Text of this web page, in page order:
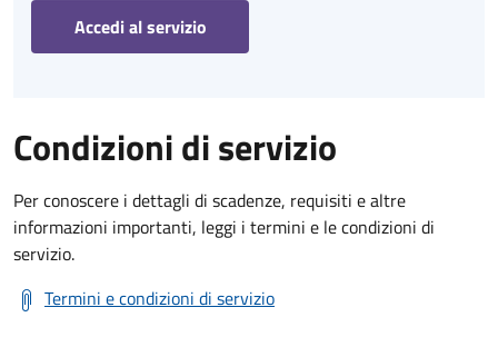
Accedi al servizio
Condizioni di servizio
Per conoscere i dettagli di scadenze, requisiti e altre
informazioni importanti, leggi i termini e le condizioni di
servizio.
Termini e condizioni di servizio